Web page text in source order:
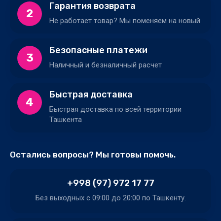
2
Гарантия возврата
Не работает товар? Мы поменяем на новый
3
Безопасные платежи
Наличный и безналичный расчет
4
Быстрая доставка
Быстрая доставка по всей территории
Ташкента
Остались вопросы? Мы готовы помочь.
+998 (97) 972 17 77
Без выходных c 09:00 до 20:00 по Ташкенту.